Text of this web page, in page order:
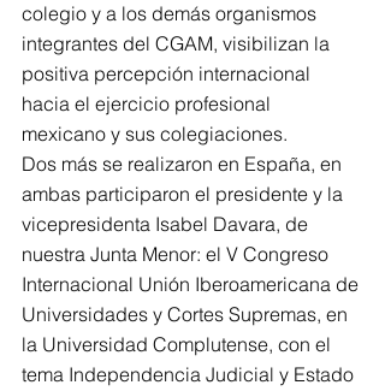
colegio y a los demás organismos
integrantes del CGAM, visibilizan la
positiva percepción internacional
hacia el ejercicio profesional
mexicano y sus colegiaciones.
Dos más se realizaron en España, en
ambas participaron el presidente y la
vicepresidenta Isabel Davara, de
nuestra Junta Menor: el V Congreso
Internacional Unión Iberoamericana de
Universidades y Cortes Supremas, en
la Universidad Complutense, con el
tema Independencia Judicial y Estado